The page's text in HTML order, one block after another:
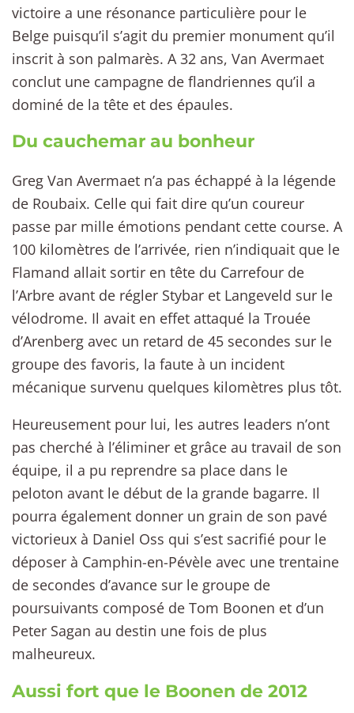
victoire a une résonance particulière pour le
Belge puisqu’il s’agit du premier monument qu’il
inscrit à son palmarès. A 32 ans, Van Avermaet
conclut une campagne de flandriennes qu’il a
dominé de la tête et des épaules.
Du cauchemar au bonheur
Greg Van Avermaet n’a pas échappé à la légende
de Roubaix. Celle qui fait dire qu’un coureur
passe par mille émotions pendant cette course. A
100 kilomètres de l’arrivée, rien n’indiquait que le
Flamand allait sortir en tête du Carrefour de
l’Arbre avant de régler Stybar et Langeveld sur le
vélodrome. Il avait en effet attaqué la Trouée
d’Arenberg avec un retard de 45 secondes sur le
groupe des favoris, la faute à un incident
mécanique survenu quelques kilomètres plus tôt.
Heureusement pour lui, les autres leaders n’ont
pas cherché à l’éliminer et grâce au travail de son
équipe, il a pu reprendre sa place dans le
peloton avant le début de la grande bagarre. Il
pourra également donner un grain de son pavé
victorieux à Daniel Oss qui s’est sacrifié pour le
déposer à Camphin-en-Pévèle avec une trentaine
de secondes d’avance sur le groupe de
poursuivants composé de Tom Boonen et d’un
Peter Sagan au destin une fois de plus
malheureux.
Aussi fort que le Boonen de 2012